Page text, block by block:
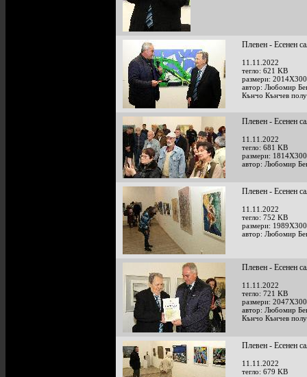
Плевен - Есенен
11.11.2022
тегло: 621 KB
размери:
автор: Любомир
Кънчо Кънчев
Плевен - Есенен
11.11.2022
тегло: 681 KB
размери:
автор: Любомир
Плевен - Есенен
11.11.2022
тегло: 752 KB
размери:
автор: Любомир
Плевен - Есенен
11.11.2022
тегло: 721 KB
размери:
автор: Любомир
Кънчо Кънчев
Плевен - Есенен
11.11.2022
тегло: 679 KB